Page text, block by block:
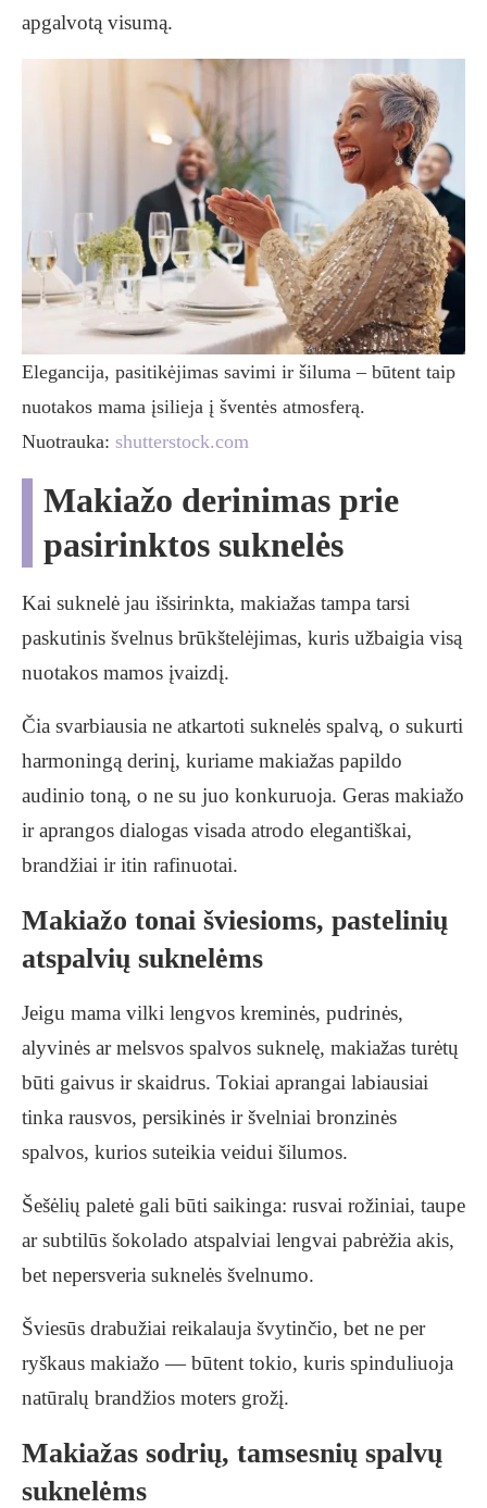
apgalvotą visumą.
Elegancija, pasitikėjimas savimi ir šiluma – būtent taip
nuotakos mama įsilieja į šventės atmosferą.
Nuotrauka: shutterstock.com
Makiažo derinimas prie
pasirinktos suknelės
Kai suknelė jau išsirinkta, makiažas tampa tarsi
paskutinis švelnus brūkštelėjimas, kuris užbaigia visą
nuotakos mamos įvaizdį.
Čia svarbiausia ne atkartoti suknelės spalvą, o sukurti
harmoningą derinį, kuriame makiažas papildo
audinio toną, o ne su juo konkuruoja. Geras makiažo
ir aprangos dialogas visada atrodo elegantiškai,
brandžiai ir itin rafinuotai.
Makiažo tonai šviesioms, pastelinių
atspalvių suknelėms
Jeigu mama vilki lengvos kreminės, pudrinės,
alyvinės ar melsvos spalvos suknelę, makiažas turėtų
būti gaivus ir skaidrus. Tokiai aprangai labiausiai
tinka rausvos, persikinės ir švelniai bronzinės
spalvos, kurios suteikia veidui šilumos.
Šešėlių paletė gali būti saikinga: rusvai rožiniai, taupe
ar subtilūs šokolado atspalviai lengvai pabrėžia akis,
bet nepersveria suknelės švelnumo.
Šviesūs drabužiai reikalauja švytinčio, bet ne per
ryškaus makiažo — būtent tokio, kuris spinduliuoja
natūralų brandžios moters grožį.
Makiažas sodrių, tamsesnių spalvų
suknelėms